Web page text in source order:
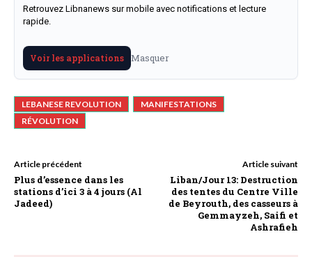
Retrouvez Libnanews sur mobile avec notifications et lecture
rapide.
Voir les applications Masquer
LEBANESE REVOLUTION
MANIFESTATIONS
RÉVOLUTION
Article précédent
Plus d’essence dans les
stations d’ici 3 à 4 jours (Al
Jadeed)
Article suivant
Liban/Jour 13: Destruction
des tentes du Centre Ville
de Beyrouth, des casseurs à
Gemmayzeh, Saifi et
Ashrafieh